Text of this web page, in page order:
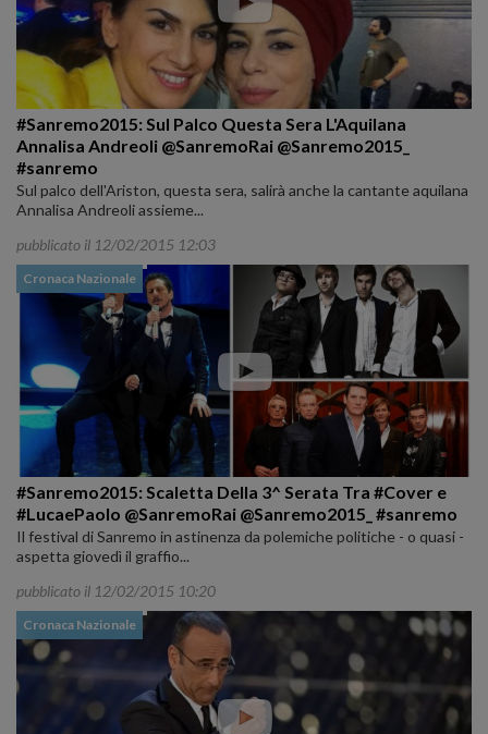
#Sanremo2015: Sul Palco Questa Sera L'Aquilana
Annalisa Andreoli @SanremoRai @Sanremo2015_
#sanremo
Sul palco dell'Ariston, questa sera, salirà anche la cantante aquilana
Annalisa Andreoli assieme...
pubblicato il 12/02/2015 12:03
Cronaca Nazionale
#Sanremo2015: Scaletta Della 3^ Serata Tra #Cover e
#LucaePaolo @SanremoRai @Sanremo2015_ #sanremo
Il festival di Sanremo in astinenza da polemiche politiche - o quasi -
aspetta giovedì il graffio...
pubblicato il 12/02/2015 10:20
Cronaca Nazionale